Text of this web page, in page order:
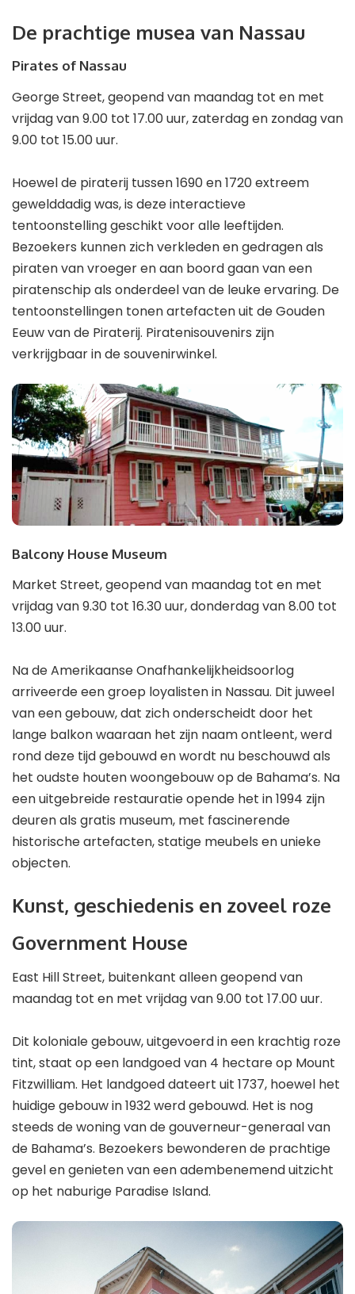
De prachtige musea van Nassau
Pirates of Nassau
George Street, geopend van maandag tot en met
vrijdag van 9.00 tot 17.00 uur, zaterdag en zondag van
9.00 tot 15.00 uur.
Hoewel de piraterij tussen 1690 en 1720 extreem
gewelddadig was, is deze interactieve
tentoonstelling geschikt voor alle leeftijden.
Bezoekers kunnen zich verkleden en gedragen als
piraten van vroeger en aan boord gaan van een
piratenschip als onderdeel van de leuke ervaring. De
tentoonstellingen tonen artefacten uit de Gouden
Eeuw van de Piraterij. Piratenisouvenirs zijn
verkrijgbaar in de souvenirwinkel.
Balcony House Museum
Market Street, geopend van maandag tot en met
vrijdag van 9.30 tot 16.30 uur, donderdag van 8.00 tot
13.00 uur.
Na de Amerikaanse Onafhankelijkheidsoorlog
arriveerde een groep loyalisten in Nassau. Dit juweel
van een gebouw, dat zich onderscheidt door het
lange balkon waaraan het zijn naam ontleent, werd
rond deze tijd gebouwd en wordt nu beschouwd als
het oudste houten woongebouw op de Bahama’s. Na
een uitgebreide restauratie opende het in 1994 zijn
deuren als gratis museum, met fascinerende
historische artefacten, statige meubels en unieke
objecten.
Kunst, geschiedenis en zoveel roze
Government House
East Hill Street, buitenkant alleen geopend van
maandag tot en met vrijdag van 9.00 tot 17.00 uur.
Dit koloniale gebouw, uitgevoerd in een krachtig roze
tint, staat op een landgoed van 4 hectare op Mount
Fitzwilliam. Het landgoed dateert uit 1737, hoewel het
huidige gebouw in 1932 werd gebouwd. Het is nog
steeds de woning van de gouverneur-generaal van
de Bahama’s. Bezoekers bewonderen de prachtige
gevel en genieten van een adembenemend uitzicht
op het naburige Paradise Island.